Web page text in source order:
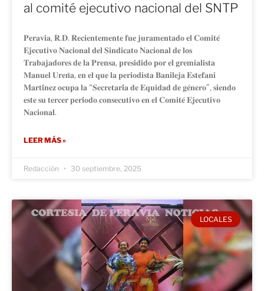
al comité ejecutivo nacional del SNTP
𝐏𝐞𝐫𝐚𝐯𝐢𝐚, 𝐑.𝐃. 𝐑𝐞𝐜𝐢𝐞𝐧𝐭𝐞𝐦𝐞𝐧𝐭𝐞 𝐟𝐮𝐞 𝐣𝐮𝐫𝐚𝐦𝐞𝐧𝐭𝐚𝐝𝐨 𝐞𝐥 𝐂𝐨𝐦𝐢𝐭𝐞́
𝐄𝐣𝐞𝐜𝐮𝐭𝐢𝐯𝐨 𝐍𝐚𝐜𝐢𝐨𝐧𝐚𝐥 𝐝𝐞𝐥 𝐒𝐢𝐧𝐝𝐢𝐜𝐚𝐭𝐨 𝐍𝐚𝐜𝐢𝐨𝐧𝐚𝐥 𝐝𝐞 𝐥𝐨𝐬
𝐓𝐫𝐚𝐛𝐚𝐣𝐚𝐝𝐨𝐫𝐞𝐬 𝐝𝐞 𝐥𝐚 𝐏𝐫𝐞𝐧𝐬𝐚, 𝐩𝐫𝐞𝐬𝐢𝐝𝐢𝐝𝐨 𝐩𝐨𝐫 𝐞𝐥 𝐠𝐫𝐞𝐦𝐢𝐚𝐥𝐢𝐬𝐭𝐚
𝐌𝐚𝐧𝐮𝐞𝐥 𝐔𝐫𝐞𝐧̃𝐚, 𝐞𝐧 𝐞𝐥 𝐪𝐮𝐞 𝐥𝐚 𝐩𝐞𝐫𝐢𝐨𝐝𝐢𝐬𝐭𝐚 𝐁𝐚𝐧𝐢𝐥𝐞𝐣𝐚 𝐄𝐬𝐭𝐞𝐟𝐚𝐧𝐢
𝐌𝐚𝐫𝐭𝐢́𝐧𝐞𝐳 𝐨𝐜𝐮𝐩𝐚 𝐥𝐚 “𝐒𝐞𝐜𝐫𝐞𝐭𝐚𝐫𝐢́𝐚 𝐝𝐞 𝐄𝐪𝐮𝐢𝐝𝐚𝐝 𝐝𝐞 𝐠𝐞́𝐧𝐞𝐫𝐨”, 𝐬𝐢𝐞𝐧𝐝𝐨
𝐞𝐬𝐭𝐞 𝐬𝐮 𝐭𝐞𝐫𝐜𝐞𝐫 𝐩𝐞𝐫𝐢́𝐨𝐝𝐨 𝐜𝐨𝐧𝐬𝐞𝐜𝐮𝐭𝐢𝐯𝐨 𝐞𝐧 𝐞𝐥 𝐂𝐨𝐦𝐢𝐭𝐞́ 𝐄𝐣𝐞𝐜𝐮𝐭𝐢𝐯𝐨
𝐍𝐚𝐜𝐢𝐨𝐧𝐚𝐥.
LEER MÁS »
Redacción 30 septiembre, 2025
LOCALES